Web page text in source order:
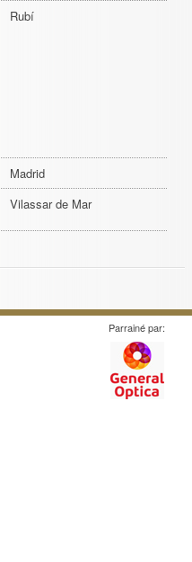
Rubí
Madrid
Vilassar de Mar
Parrainé par: